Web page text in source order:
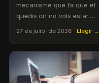
mecanisme que fa que et
quedis on no vols estar.
contractar fibra sense cap
lligam.
27 de juliol de 2026 Llegir →